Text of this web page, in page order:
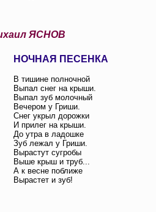
ЯСНОВ
НОЧНАЯ ПЕСЕНКА
В тишине полночной
Выпал снег на крыши.
Выпал зуб молочный
Вечером у Гриши.
Снег укрыл дорожки
И прилег на крыши.
До утра в ладошке
Зуб лежал у Гриши.
Вырастут сугробы
Выше крыш и труб...
А к весне поближе
Вырастет и зуб!